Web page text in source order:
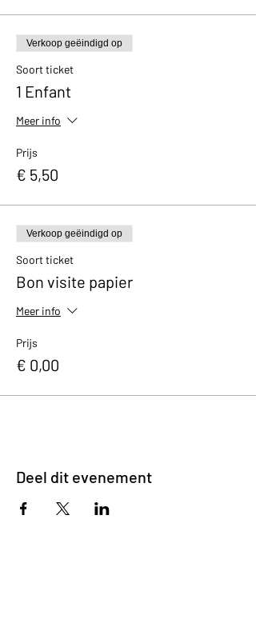
Verkoop geëindigd op
Soort ticket
1 Enfant
Meer info
Prijs
€ 5,50
Verkoop geëindigd op
Soort ticket
Bon visite papier
Meer info
Prijs
€ 0,00
Deel dit evenement